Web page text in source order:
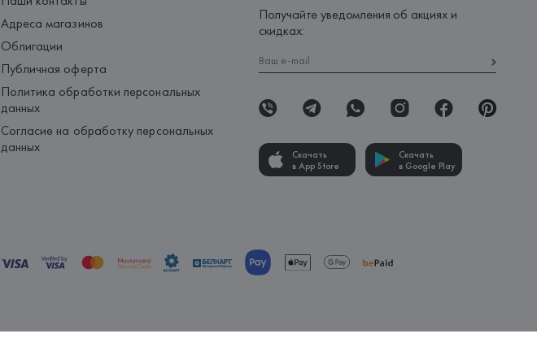
Адреса магазинов
Облигации
Публичная оферта
Политика обработки персональных
данных
Согласие на обработку персональных
данных
Получайте уведомления об акциях и
скидках:
Скачать
в App Store
Скачать
в Google Play